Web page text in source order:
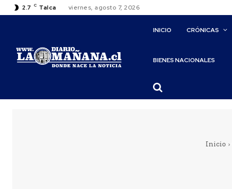
2.7 C Talca viernes, agosto 7, 2026
INICIO CRÓNICAS
BIENES NACIONALES
Inicio